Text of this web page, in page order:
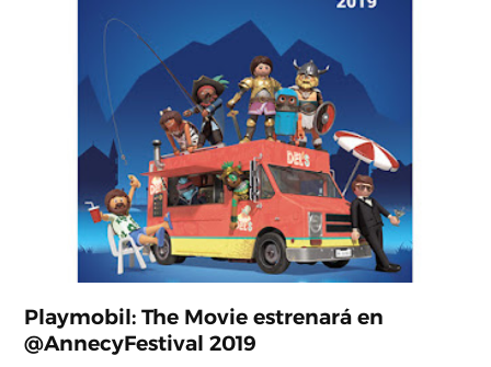
Playmobil: The Movie estrenará en
@AnnecyFestival 2019